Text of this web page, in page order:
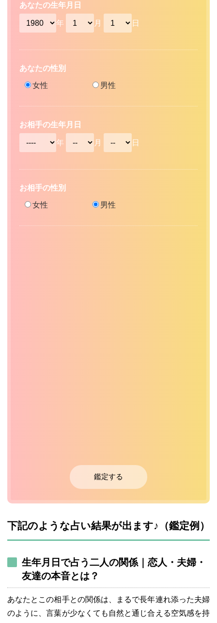
あなたの生年月日
年 月 日
あなたの性別
女性 男性
お相手の生年月日
年 月 日
お相手の性別
女性 男性
鑑定する
下記のような占い結果が出ます♪（鑑定例）
生年月日で占う二人の関係｜恋人・夫婦・
友達の本音とは？
あなたとこの相手との関係は、まるで長年連れ添った夫婦
のように、言葉が少なくても自然と通じ合える空気感を持